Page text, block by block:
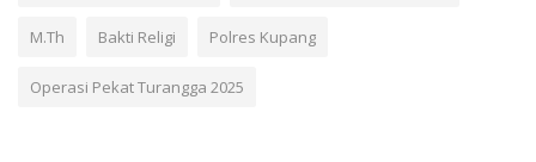
M.Th Bakti Religi Polres Kupang
Operasi Pekat Turangga 2025